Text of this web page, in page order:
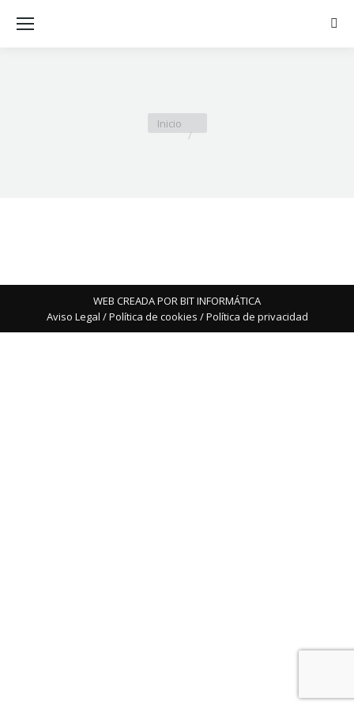
Estás aquí:
Inicio
WEB CREADA POR BIT INFORMÁTICA
Aviso Legal /Política de cookies /Política de privacidad